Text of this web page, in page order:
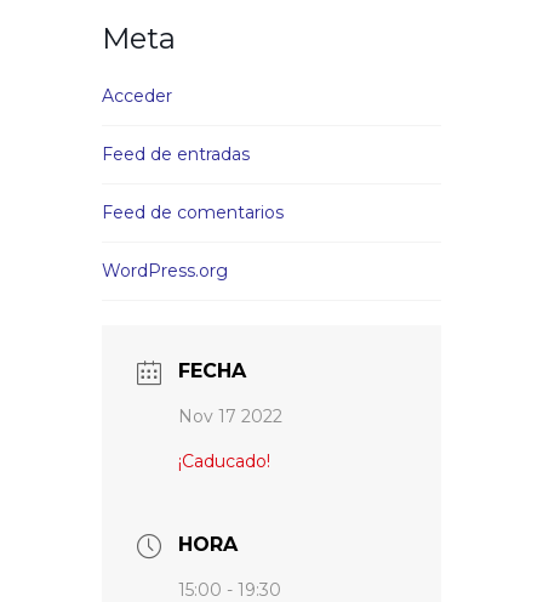
Meta
Acceder
Feed de entradas
Feed de comentarios
WordPress.org
FECHA
Nov 17 2022
¡Caducado!
HORA
15:00 - 19:30